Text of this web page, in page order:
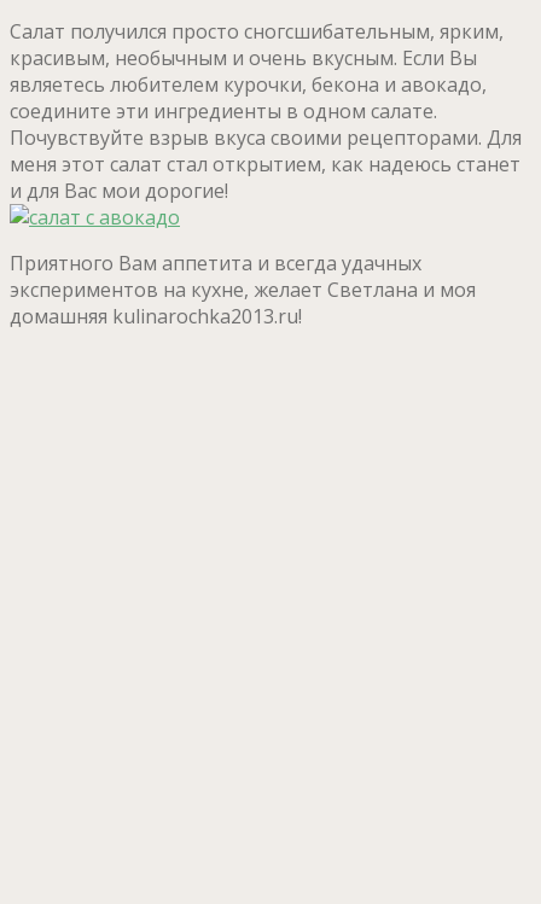
Салат получился просто сногсшибательным, ярким,
красивым, необычным и очень вкусным. Если Вы
являетесь любителем курочки, бекона и авокадо,
соедините эти ингредиенты в одном салате.
Почувствуйте взрыв вкуса своими рецепторами. Для
меня этот салат стал открытием, как надеюсь станет
и для Вас мои дорогие!
Приятного Вам аппетита и всегда удачных
экспериментов на кухне, желает Светлана и моя
домашняя kulinarochka2013.ru!